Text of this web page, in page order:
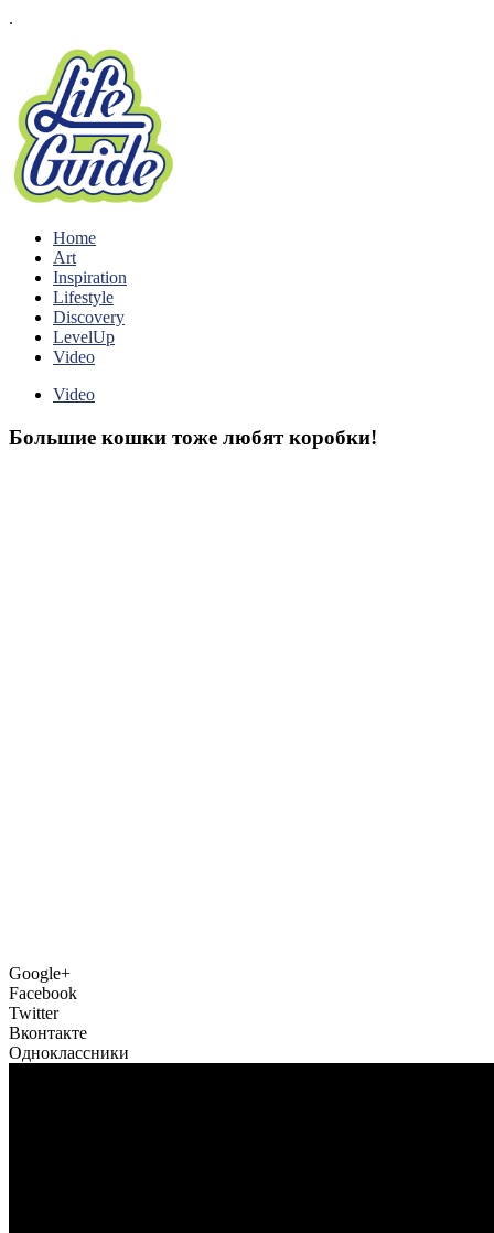
.
Home
Art
Inspiration
Lifestyle
Discovery
LevelUp
Video
Video
Большие кошки тоже любят коробки!
Google+
Facebook
Twitter
Вконтакте
Одноклассники